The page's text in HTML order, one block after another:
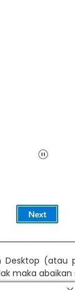
Desktop (atau
maka abaikan